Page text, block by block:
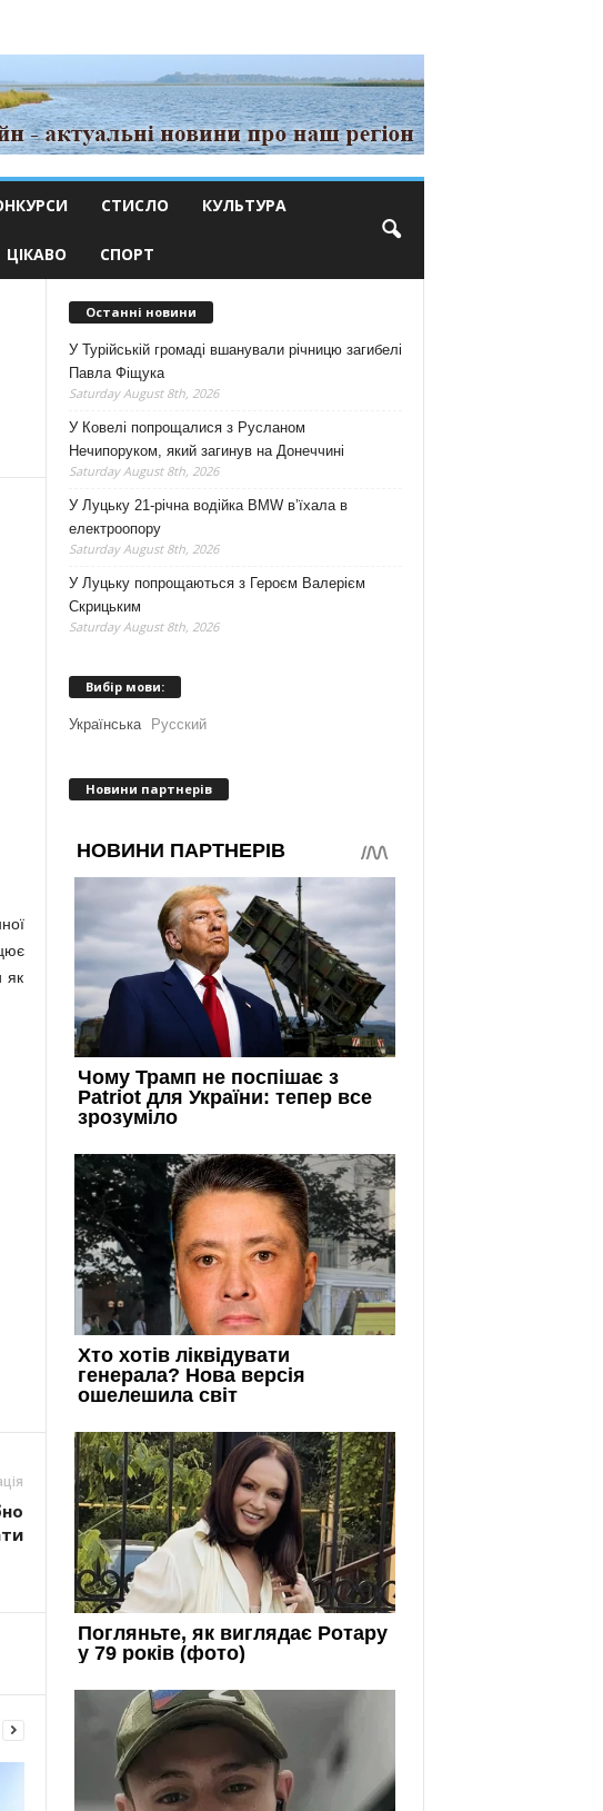
СТИСЛО КУЛЬТУРА
ЦІКАВО СПОРТ
як
Останні новини
У Турійській громаді вшанували річницю загибелі
Павла Фіщука
Saturday August 8th, 2026
У Ковелі попрощалися з Русланом
Нечипоруком, який загинув на Донеччині
Saturday August 8th, 2026
У Луцьку 21-річна водійка BMW в’їхала в
електроопору
Saturday August 8th, 2026
У Луцьку попрощаються з Героєм Валерієм
Скрицьким
Saturday August 8th, 2026
Вибір мови:
Українська Русский
Новини партнерів